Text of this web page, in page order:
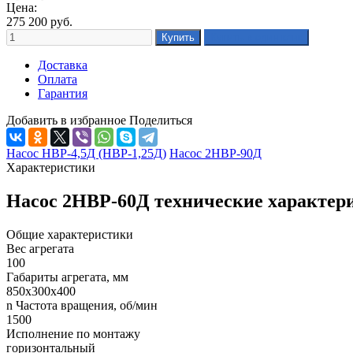
Цена:
275 200 руб.
Доставка
Оплата
Гарантия
Добавить в избранное Поделиться
Насос НВР-4,5Д (НВР-1,25Д) Насос 2НВР-90Д
Характеристики
Насос 2НВР-60Д технические
Общие характеристики
Вес агрегата
100
Габариты агрегата, мм
850х300х400
n Частота вращения, об/мин
1500
Исполнение по монтажу
горизонтальный